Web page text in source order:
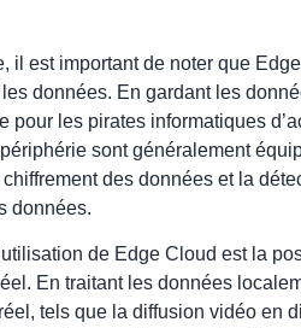
il est important de noter que
données. En gardant les
pour les pirates informatiques
sont généralement
des données et la
données.
de Edge Cloud est la
En traitant les données
tels que la diffusion vidéo en